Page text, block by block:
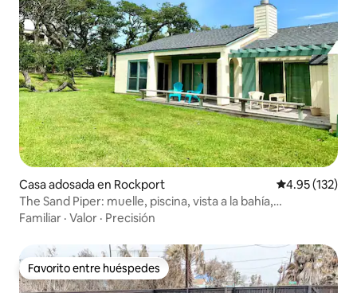
Casa adosada en Rockport Calificación
4.95 (132)
The Sand Piper: muelle, piscina, vista a la bahía,
embarcadero
Familiar · Valor · Precisión
Favorito entre huéspedes
Favorito entre huéspedes